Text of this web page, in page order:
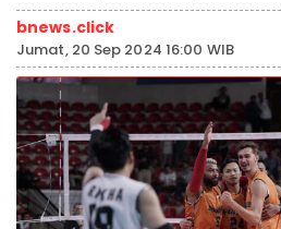
bnews.click
Jumat, 20 Sep 2024 16:00 WIB